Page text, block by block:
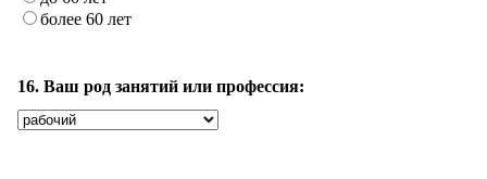
более 60 лет
16. Ваш род занятий или профессия: